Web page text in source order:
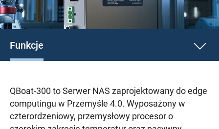
Funkcje
QBoat-300 to Serwer NAS zaprojektowany do edge
computingu w Przemyśle 4.0. Wyposażony w
czterordzeniowy, przemysłowy procesor o